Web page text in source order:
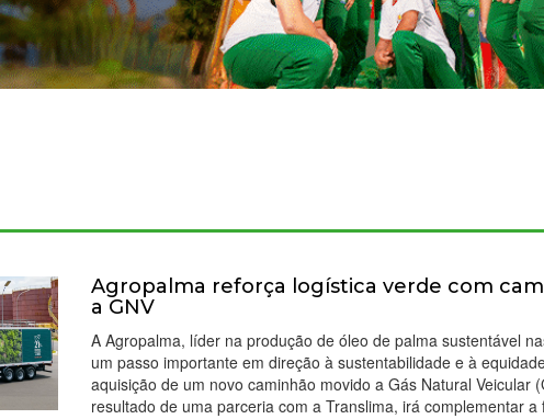
Agropalma reforça logística verde com
a GNV
A Agropalma, líder na produção de óleo de palma sustentável
um passo importante em direção à sustentabilidade e à
aquisição de um novo caminhão movido a Gás Natural Veicular
resultado de uma parceria com a Translima, irá complementar